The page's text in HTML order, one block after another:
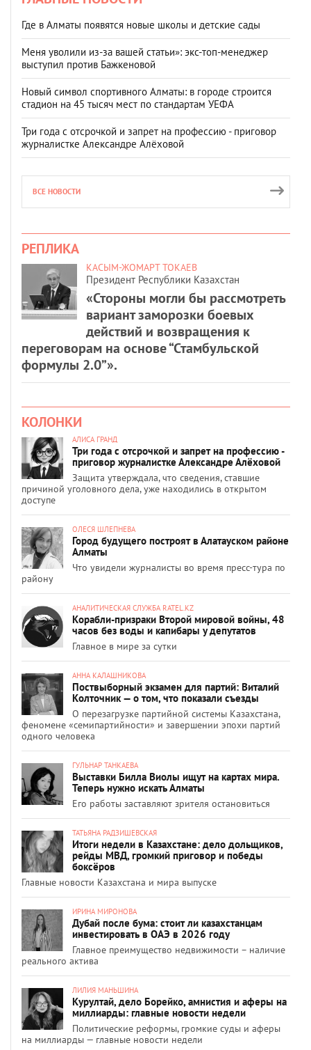
Где в Алматы появятся новые школы и детские сады
Меня уволили из-за вашей статьи»: экс-топ-менеджер
выступил против Бажкеновой
Новый символ спортивного Алматы: в городе строится
стадион на 45 тысяч мест по стандартам УЕФА
Три года с отсрочкой и запрет на профессию - приговор
журналистке Александре Алёховой
ВСЕ НОВОСТИ
РЕПЛИКА
КАСЫМ-ЖОМАРТ ТОКАЕВ
Президент Республики Казахстан
«Стороны могли бы рассмотреть
вариант заморозки боевых
действий и возвращения к
переговорам на основе “Стамбульской
формулы 2.0”».
КОЛОНКИ
АЛИСА ГРАНД
Три года с отсрочкой и запрет на профессию -
приговор журналистке Александре Алёховой
Защита утверждала, что сведения, ставшие
причиной уголовного дела, уже находились в открытом
доступе
ОЛЕСЯ ШЛЕПНЕВА
Город будущего построят в Алатауском районе
Алматы
Что увидели журналисты во время пресс-тура по
району
АНАЛИТИЧЕСКАЯ СЛУЖБА RATEL.KZ
Корабли-призраки Второй мировой войны, 48
часов без воды и капибары у депутатов
Главное в мире за сутки
АННА КАЛАШНИКОВА
Поствыборный экзамен для партий: Виталий
Колточник — о том, что показали съезды
О перезагрузке партийной системы Казахстана,
феномене «семипартийности» и завершении эпохи партий
одного человека
ГУЛЬНАР ТАНКАЕВА
Выставки Билла Виолы ищут на картах мира.
Теперь нужно искать Алматы
Его работы заставляют зрителя остановиться
ТАТЬЯНА РАДЗИШЕВСКАЯ
Итоги недели в Казахстане: дело дольщиков,
рейды МВД, громкий приговор и победы
боксёров
Главные новости Казахстана и мира выпуске
ИРИНА МИРОНОВА
Дубай после бума: стоит ли казахстанцам
инвестировать в ОАЭ в 2026 году
Главное преимущество недвижимости – наличие
реального актива
ЛИЛИЯ МАНЬШИНА
Курултай, дело Борейко, амнистия и аферы на
миллиарды: главные новости недели
Политические реформы, громкие суды и аферы
на миллиарды — главные новости недели